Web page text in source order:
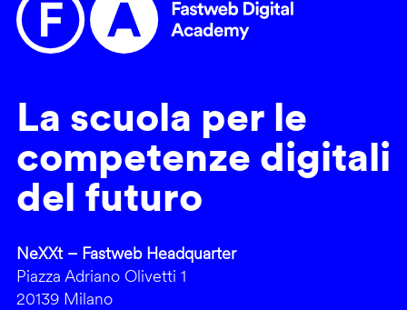
La scuola per le
competenze digitali
del futuro
NeXXt – Fastweb Headquarter
Piazza Adriano Olivetti 1
20139 Milano